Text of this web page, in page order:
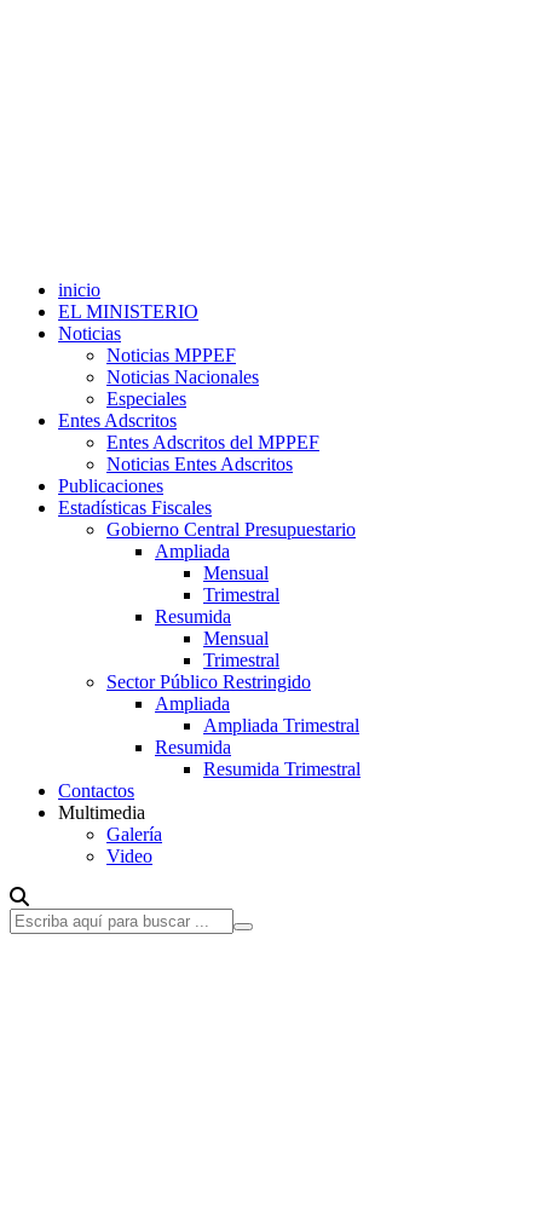
inicio
EL MINISTERIO
Noticias
Noticias MPPEF
Noticias Nacionales
Especiales
Entes Adscritos
Entes Adscritos del MPPEF
Noticias Entes Adscritos
Publicaciones
Estadísticas Fiscales
Gobierno Central Presupuestario
Ampliada
Mensual
Trimestral
Resumida
Mensual
Trimestral
Sector Público Restringido
Ampliada
Ampliada Trimestral
Resumida
Resumida Trimestral
Contactos
Multimedia
Galería
Video